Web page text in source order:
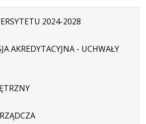
2024-2028
AKREDYTACYJNA - UCHWAŁY